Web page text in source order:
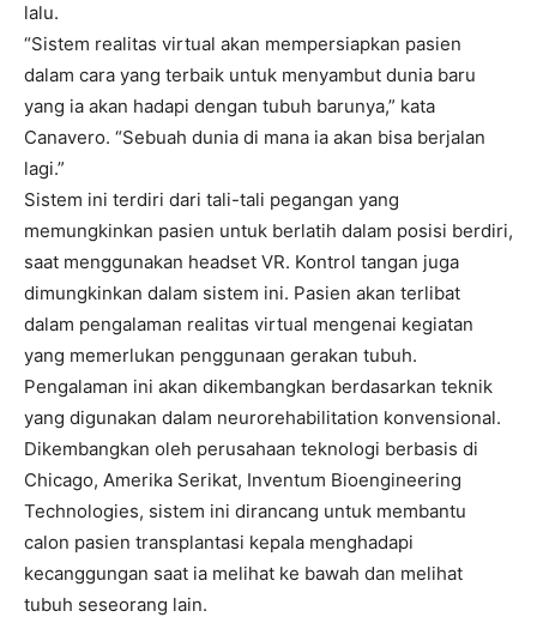
lalu.
“Sistem realitas virtual akan mempersiapkan pasien
dalam cara yang terbaik untuk menyambut dunia baru
yang ia akan hadapi dengan tubuh barunya,” kata
Canavero. “Sebuah dunia di mana ia akan bisa berjalan
lagi.”
Sistem ini terdiri dari tali-tali pegangan yang
memungkinkan pasien untuk berlatih dalam posisi berdiri,
saat menggunakan headset VR. Kontrol tangan juga
dimungkinkan dalam sistem ini. Pasien akan terlibat
dalam pengalaman realitas virtual mengenai kegiatan
yang memerlukan penggunaan gerakan tubuh.
Pengalaman ini akan dikembangkan berdasarkan teknik
yang digunakan dalam neurorehabilitation konvensional.
Dikembangkan oleh perusahaan teknologi berbasis di
Chicago, Amerika Serikat, Inventum Bioengineering
Technologies, sistem ini dirancang untuk membantu
calon pasien transplantasi kepala menghadapi
kecanggungan saat ia melihat ke bawah dan melihat
tubuh seseorang lain.